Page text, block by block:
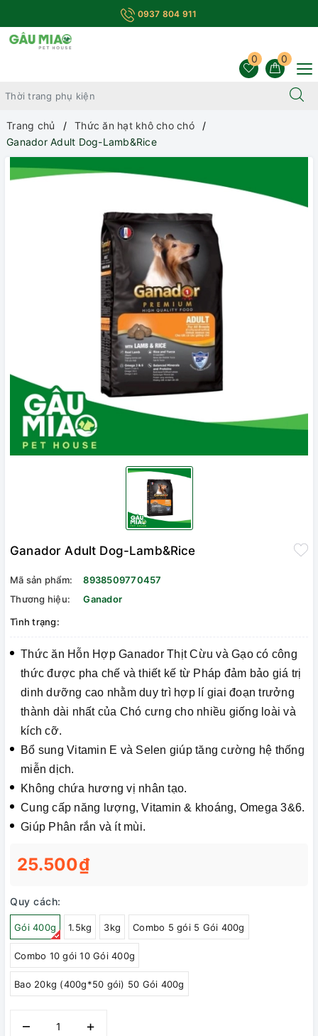
0937 804 911
0
0
Trang chủ
Thức ăn hạt khô cho chó
Ganador Adult Dog-Lamb&Rice
Ganador Adult Dog-Lamb&Rice
Mã sản phẩm:
8938509770457
Thương hiệu:
Ganador
Tình trạng:
Thức ăn Hỗn Hợp Ganador Thịt Cừu và Gạo có công
thức được pha chế và thiết kế từ Pháp đảm bảo giá trị
dinh dưỡng cao nhằm duy trì hợp lí giai đoạn trưởng
thành dài nhất của Chó cưng cho nhiều giống loài và
kích cỡ.
Bổ sung Vitamin E và Selen giúp tăng cường hệ thống
miễn dịch.
Không chứa hương vị nhân tạo.
Cung cấp năng lượng, Vitamin & khoáng, Omega 3&6.
Giúp Phân rắn và ít mùi.
25.500₫
Quy cách:
Gói 400g 1.5kg 3kg Combo 5 gói 5 Gói 400g
Combo 10 gói 10 Gói 400g
Bao 20kg (400g*50 gói) 50 Gói 400g
– +